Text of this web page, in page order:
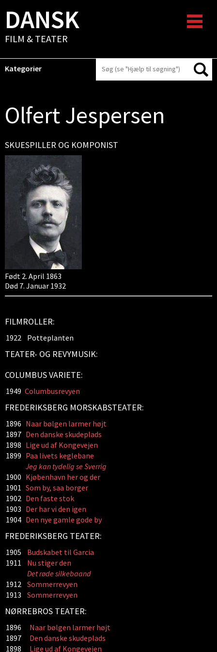
DANSK
FILM & TEATER
Kategorier
Olfert Jespersen
SKUESPILLER OG KOMPONIST
Født 2. April 1863
Død 7. Januar 1932
FILMROLLER:
1922 Potteplanten
TEATER- OG REVYMUSIK:
COLUMBUS VARIETE:
1949 Columbusrevyen
FREDERIKSBERG MORSKABSTEATER:
1896 Naar bølgen larmer højt
1897 Den danske skudeplads
1898 Lige ud af Kongevejen
1899 Paa livets keglebane
Jeg kan tydelig se Sverrig
1900 Kjøbenhavn her og der
1901 Som by, saa borger
1902 Den faste stok
1903 Der har vi den igen
1904 Den nye gamle gode by
FREDERIKSBERG TEATER:
1905
Budskabet til Garcia
1911
Nu stiger den
Det røde silkebaand
1912 Sommerrevyen
1913
Sommerrevyen
NØRREBROS TEATER:
1896
Naar bølgen larmer højt
1897
Den danske skudeplads
1898
Lige ud af Kongevejen